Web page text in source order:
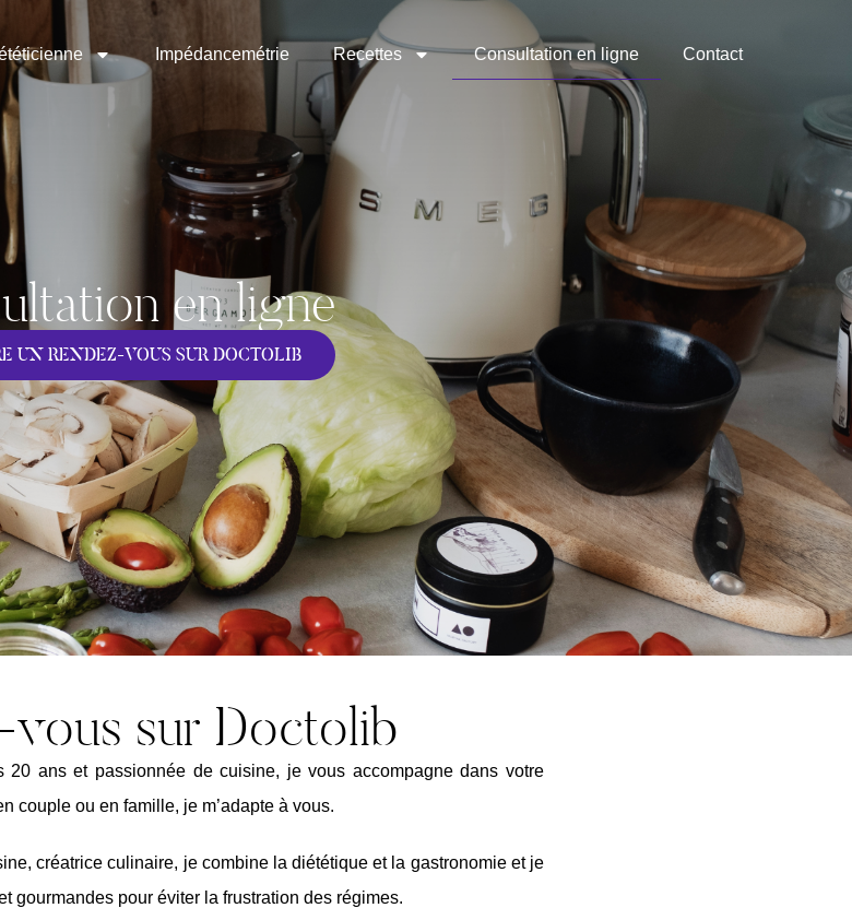
Impédancemétrie Recettes Consultation en ligne Contact
en ligne
UN RENDEZ-VOUS SUR DOCTOLIB
vous sur Doctolib
20 ans et passionnée de cuisine, je vous accompagne dans votre
couple ou en famille, je m’adapte à vous.
créatrice culinaire, je combine la diététique et la gastronomie et je
gourmandes pour éviter la frustration des régimes.